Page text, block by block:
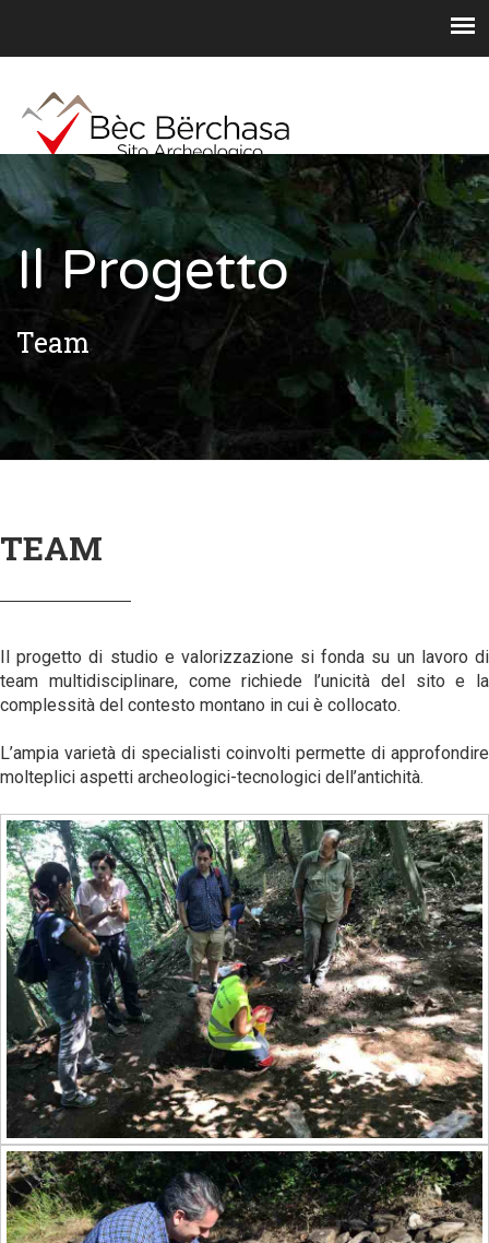
Il Progetto
Team
TEAM
Il progetto di studio e valorizzazione si fonda su un lavoro di
team multidisciplinare, come richiede l’unicità del sito e la
complessità del contesto montano in cui è collocato.
L’ampia varietà di specialisti coinvolti permette di approfondire
molteplici aspetti archeologici-tecnologici dell’antichità.